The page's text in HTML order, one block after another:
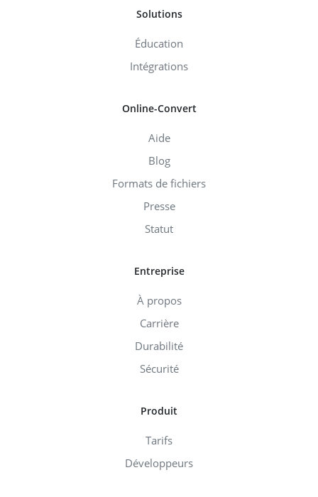
Solutions
Éducation
Intégrations
Online-Convert
Aide
Blog
Formats de fichiers
Presse
Statut
Entreprise
À propos
Carrière
Durabilité
Sécurité
Produit
Tarifs
Développeurs